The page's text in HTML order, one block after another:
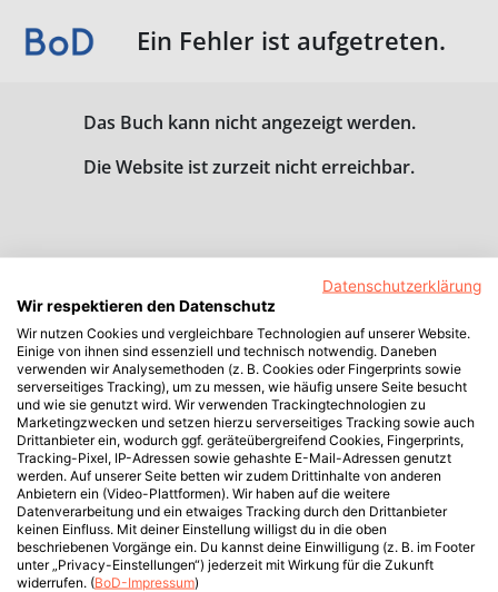
Ein Fehler ist aufgetreten.
Das Buch kann nicht angezeigt werden.
Die Website ist zurzeit nicht erreichbar.
Datenschutzerklärung
Wir respektieren den Datenschutz
Wir nutzen Cookies und vergleichbare Technologien auf unserer Website.
Einige von ihnen sind essenziell und technisch notwendig. Daneben
verwenden wir Analysemethoden (z. B. Cookies oder Fingerprints sowie
serverseitiges Tracking), um zu messen, wie häufig unsere Seite besucht
und wie sie genutzt wird. Wir verwenden Trackingtechnologien zu
Marketingzwecken und setzen hierzu serverseitiges Tracking sowie auch
Drittanbieter ein, wodurch ggf. geräteübergreifend Cookies, Fingerprints,
Tracking-Pixel, IP-Adressen sowie gehashte E-Mail-Adressen genutzt
werden. Auf unserer Seite betten wir zudem Drittinhalte von anderen
Anbietern ein (Video-Plattformen). Wir haben auf die weitere
Datenverarbeitung und ein etwaiges Tracking durch den Drittanbieter
keinen Einfluss. Mit deiner Einstellung willigst du in die oben
beschriebenen Vorgänge ein. Du kannst deine Einwilligung (z. B. im Footer
unter „Privacy-Einstellungen“) jederzeit mit Wirkung für die Zukunft
widerrufen. (BoD-Impressum)